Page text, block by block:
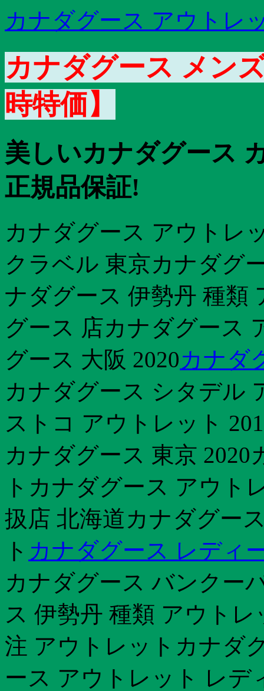
カナダグース アウトレ
カナダグース メン
時特価】
美しいカナダグース
正規品保証!
カナダグース アウトレ
クラベル 東京カナダグ
ナダグース 伊勢丹 種類
グース 店カナダグース
グース 大阪 2020カナダ
カナダグース シタデル
ストコ アウトレット
カナダグース 東京
トカナダグース アウト
扱店 北海道カナダグー
ト カナダグース レディ
カナダグース バンクー
ス 伊勢丹 種類 アウト
注 アウトレットカナダ
ース アウトレット レデ